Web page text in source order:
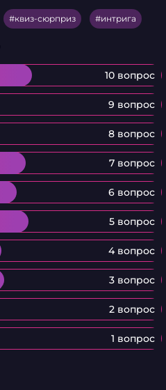
квиз-сюрприз интрига
10 вопрос
9 вопрос
8 вопрос
7 вопрос
6 вопрос
5 вопрос
4 вопрос
3 вопрос
2 вопрос
1 вопрос